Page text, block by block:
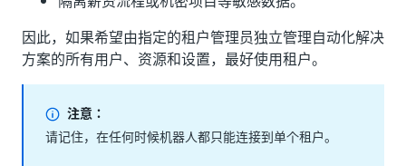
因此，如果希望由指定的租户管理员独立管理自动化解决
方案的所有用户、资源和设置，最好使用租户。
注意：
请记住，在任何时候机器人都只能连接到单个租户。